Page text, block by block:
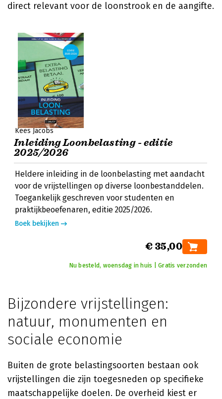
direct relevant voor de loonstrook en de aangifte.
Kees Jacobs
Inleiding Loonbelasting - editie
2025/2026
Heldere inleiding in de loonbelasting met aandacht
voor de vrijstellingen op diverse loonbestanddelen.
Toegankelijk geschreven voor studenten en
praktijkbeoefenaren, editie 2025/2026.
Boek bekijken
€ 35,00
Nu besteld, woensdag in huis | Gratis verzonden
Bijzondere vrijstellingen:
natuur, monumenten en
sociale economie
Buiten de grote belastingsoorten bestaan ook
vrijstellingen die zijn toegesneden op specifieke
maatschappelijke doelen. De overheid kiest er